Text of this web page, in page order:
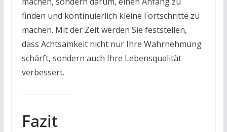
finden und kontinuierlich kleine Fortschritte zu
machen. Mit der Zeit werden Sie feststellen,
dass Achtsamkeit nicht nur Ihre Wahrnehmung
schärft, sondern auch Ihre Lebensqualität
verbessert.
Fazit